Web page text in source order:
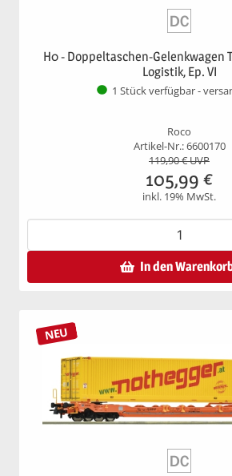
H0 - Doppeltaschen-Gelenkwagen
Logistik, Ep. VI
1 Stück verfügbar -
Roco
Artikel-Nr.: 6600170
119,90€ UVP
105,99 €
inkl. 19% MwSt.
In den
NEU